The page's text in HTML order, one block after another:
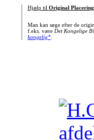
Hjælp til Original Placering
Man kan søge efter de
f.eks. være Det Kongelige
kongelig*.